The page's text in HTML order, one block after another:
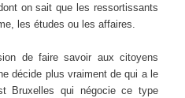
on sait que les ressortissants
les études ou les affaires.
de faire savoir aux citoyens
décide plus vraiment de qui a le
Bruxelles qui négocie ce type